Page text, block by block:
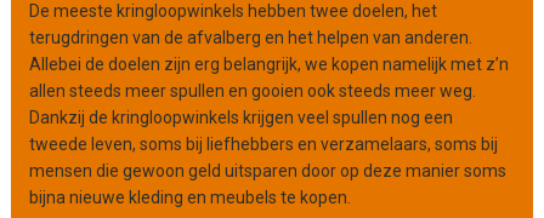
a
t
i
e
De meeste kringloopwinkels hebben twee doelen, het
terugdringen van de afvalberg en het helpen van anderen.
Allebei de doelen zijn erg belangrijk, we kopen namelijk met z’n
allen steeds meer spullen en gooien ook steeds meer weg.
Dankzij de kringloopwinkels krijgen veel spullen nog een
tweede leven, soms bij liefhebbers en verzamelaars, soms bij
mensen die gewoon geld uitsparen door op deze manier soms
bijna nieuwe kleding en meubels te kopen.